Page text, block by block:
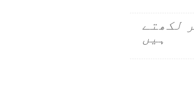
لکھتے
ہیں